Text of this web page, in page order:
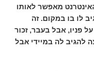
מאפשר לאותו
לו בו במקום. זה
פניו, אבל בעבר, זכור
להגיב לה במיידי אבל